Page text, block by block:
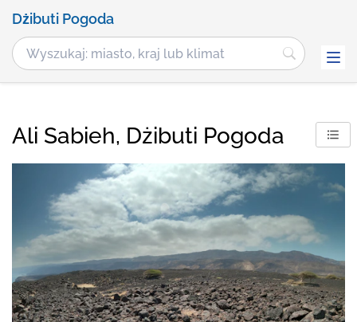
Dżibuti Pogoda
Ali Sabieh, Dżibuti Pogoda